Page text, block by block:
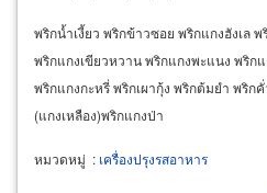
พริกน้ำเงี้ยว พริกข้าวซอย พริกแกงฮังเล
พริกแกงเขียวหวาน พริกแกงพะแนง พริก
พริกแกงกะหรี่ พริกเผากุ้ง พริกต้มยำ พริก
(แกงเหลือง)พริกแกงป่า
หมวดหมู่ : เครื่องปรุงรสอาหาร